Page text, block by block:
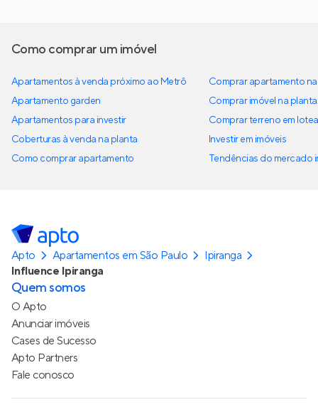
Como comprar um imóvel
Apartamentos à venda próximo ao Metrô
Apartamento garden
Apartamentos para investir
Coberturas à venda na planta
Como comprar apartamento
Comprar apartamento
Comprar imóvel na planta
Comprar terreno em
Investir em imóveis
Tendências do mercado
Apto Apartamentos em São Paulo
Ipiranga
Influence Ipiranga
Quem somos
O Apto
Anunciar imóveis
Cases de Sucesso
Apto Partners
Fale conosco